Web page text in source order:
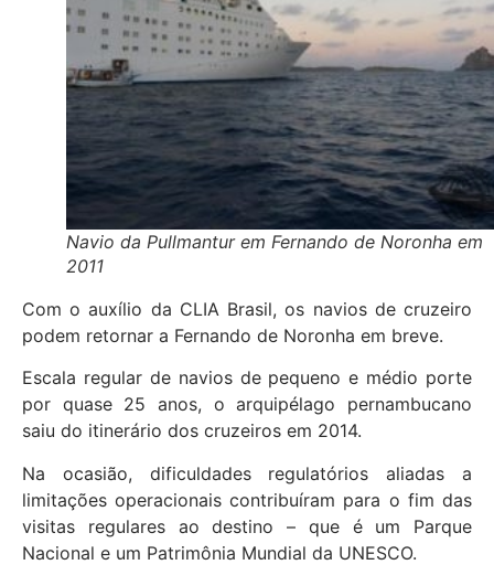
Navio da Pullmantur em Fernando de Noronha em
2011
Com o auxílio da CLIA Brasil, os navios de cruzeiro
podem retornar a Fernando de Noronha em breve.
Escala regular de navios de pequeno e médio porte
por quase 25 anos, o arquipélago pernambucano
saiu do itinerário dos cruzeiros em 2014.
Na ocasião, dificuldades regulatórios aliadas a
limitações operacionais contribuíram para o fim das
visitas regulares ao destino – que é um Parque
Nacional e um Patrimônia Mundial da UNESCO.